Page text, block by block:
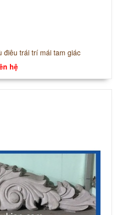
điêu trái trí mái tam giác
hệ